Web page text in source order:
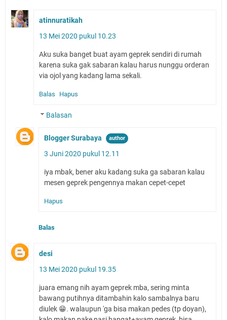
atinnuratikah
13 Mei 2020 pukul 10.23
Aku suka banget buat ayam geprek sendiri di rumah
karena suka gak sabaran kalau harus nunggu orderan
via ojol yang kadang lama sekali.
Balas Hapus
Balasan
Blogger Surabaya
3 Juni 2020 pukul 12.11
iya mbak, bener aku kadang suka ga sabaran kalau
mesen geprek pengennya makan cepet-cepet
Hapus
Balas
desi
13 Mei 2020 pukul 19.35
juara emang nih ayam geprek mba, sering minta
bawang putihnya ditambahin kalo sambalnya baru
diulek 😁. walaupun 'ga bisa makan pedes (tp doyan),